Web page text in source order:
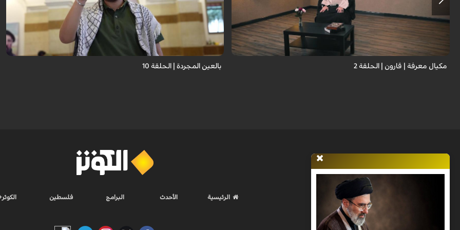
مكيال معرفة | قارون | الحلقة 2
برنامج "بالعين المجردة" هو توثيق إنسانيٌّ شجاعٌ للحياة تحت وطأة الحرب، حيث
نستمع فيه إلى شهاداتٍ حيّةٍ لأشخاص عايشوا التفجيرات والدمار، فنرى بعيونهم
ت...
بالعين المجردة | الحلقة 10
الرئيسية الأحدث البرامج فلسطين